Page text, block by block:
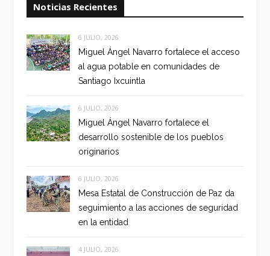
Noticias Recientes
6 JULIO, 2026
Miguel Ángel Navarro fortalece el acceso
al agua potable en comunidades de
Santiago Ixcuintla
6 JULIO, 2026
Miguel Ángel Navarro fortalece el
desarrollo sostenible de los pueblos
originarios
6 JULIO, 2026
Mesa Estatal de Construcción de Paz da
seguimiento a las acciones de seguridad
en la entidad
4 JULIO, 2026